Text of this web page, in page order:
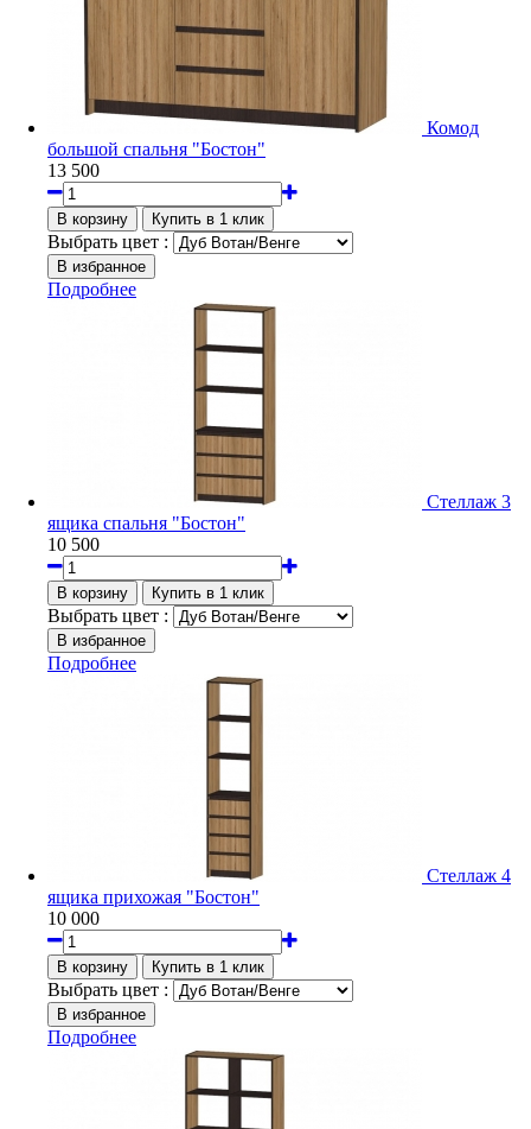
Комод
большой спальня "Бостон"
13 500
Выбрать цвет :
Подробнее
Стеллаж 3
ящика спальня "Бостон"
10 500
Выбрать цвет :
Подробнее
Стеллаж 4
ящика прихожая "Бостон"
10 000
Выбрать цвет :
Подробнее